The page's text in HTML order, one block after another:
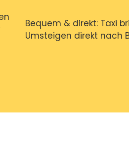
Bequem & direkt: Taxi
Umsteigen direkt nach